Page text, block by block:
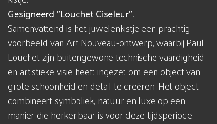
Gesigneerd "Louchet Ciseleur".
Samenvattend is het juwelenkistje een prachtig
voorbeeld van Art Nouveau-ontwerp, waarbij Paul
Louchet zijn buitengewone technische vaardigheid
en artistieke visie heeft ingezet om een object van
grote schoonheid en detail te creëren. Het object
combineert symboliek, natuur en luxe op een
manier die herkenbaar is voor deze tijdsperiode.